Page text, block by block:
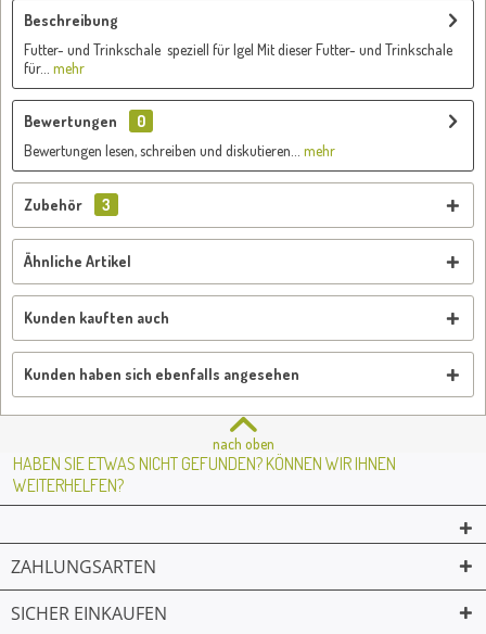
Beschreibung
Futter- und Trinkschale speziell für Igel Mit dieser Futter- und Trinkschale
für...
mehr
Bewertungen
0
Bewertungen lesen, schreiben und diskutieren...
mehr
Zubehör 3
Ähnliche Artikel
Kunden kauften auch
Kunden haben sich ebenfalls angesehen
nach oben
HABEN SIE ETWAS NICHT GEFUNDEN? KÖNNEN WIR IHNEN
WEITERHELFEN?
ZAHLUNGSARTEN
SICHER EINKAUFEN